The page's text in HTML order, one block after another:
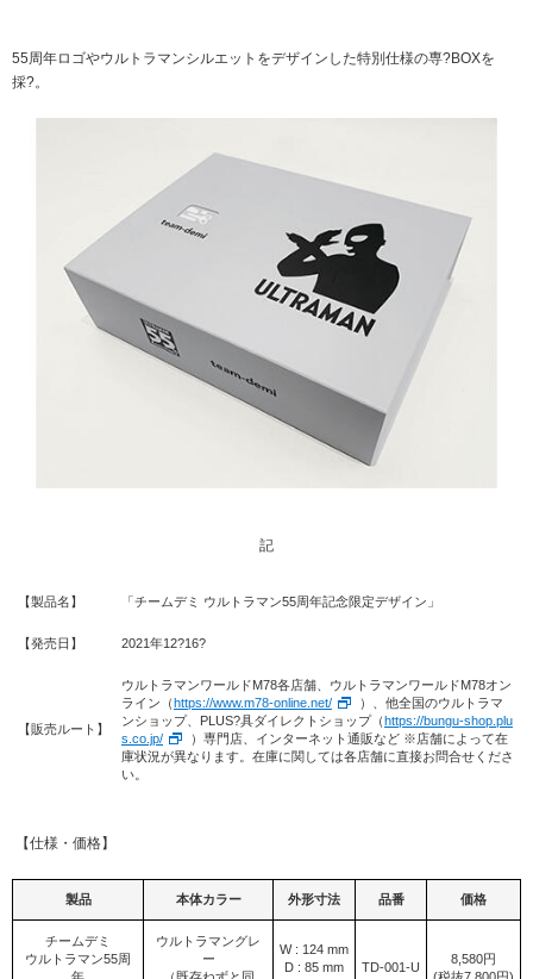
55周年ロゴやウルトラマンシルエットをデザインした特別仕様の専?BOXを
採?。
記
【製品名】 「チームデミ ウルトラマン55周年記念限定デザイン」
【発売日】 2021年12?16?
【販売ルート】
ウルトラマンワールドM78各店舗、ウルトラマンワールドM78オン
ライン（ https://www.m78-online.net/
）、他全国のウルトラマ
ンショップ、PLUS?具ダイレクトショップ（ https://bungu-shop.plu
s.co.jp/
）専門店、インターネット通販など ※店舗によって在
庫状況が異なります。在庫に関しては各店舗に直接お問合せくださ
い。
【仕様・価格】
製品 本体カラー 外形寸法 品番 価格
チームデミ
ウルトラマン55周
ウルトラマングレ
ー
W : 124 mm
D : 85 mm
TD-001-U
8,580円